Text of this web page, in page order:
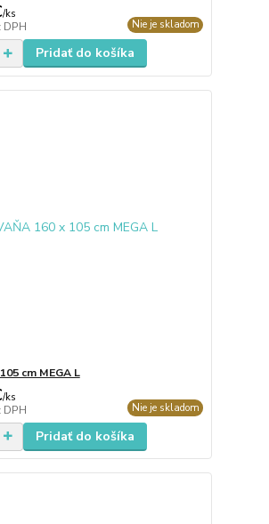
/ks
DPH Nie je skladom
Pridať do košíka
cm MEGA L
/ks
DPH Nie je skladom
Pridať do košíka